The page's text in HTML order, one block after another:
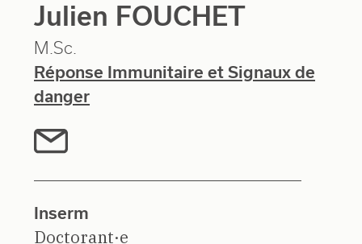
Julien FOUCHET
M.Sc.
Réponse Immunitaire et Signaux de
danger
Inserm
Doctorant·e